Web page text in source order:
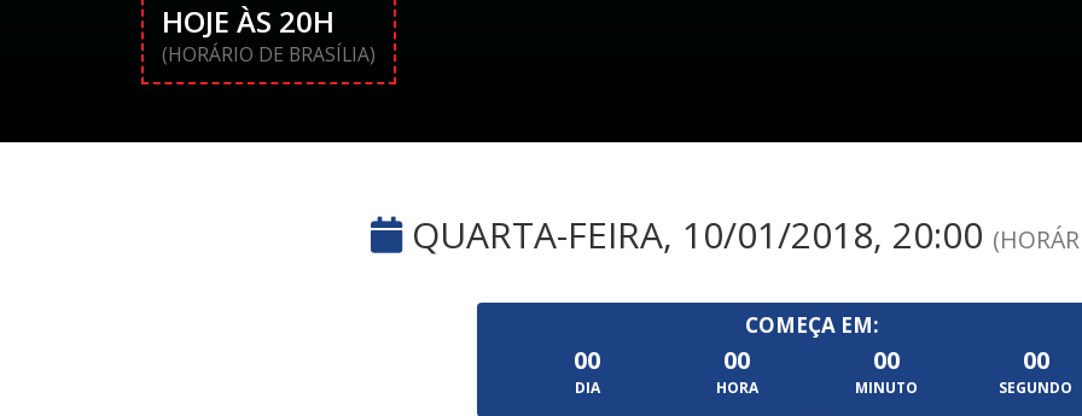
HOJE ÀS 20H
(HORÁRIO DE BRASÍLIA)
QUARTA-FEIRA, 10/01/2018, 20:00
COMEÇA EM:
00
DIA
00
HORA
00
MINUTO
00
SEGUNDO